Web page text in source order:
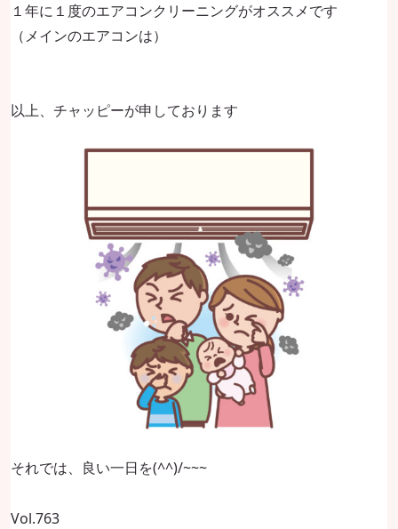
１年に１度のエアコンクリーニングがオススメです
（メインのエアコンは）
以上、チャッピーが申しております
それでは、良い一日を(^^)/~~~
Vol.763